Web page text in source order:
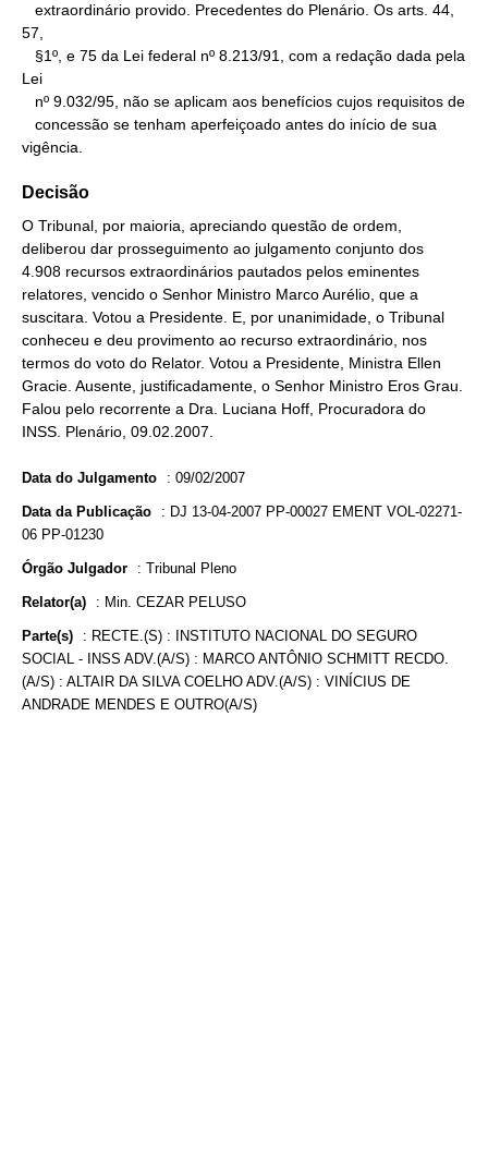
57,
Lei
vigência.
Decisão
O Tribunal, por maioria, apreciando questão de ordem,
deliberou dar prosseguimento ao julgamento conjunto dos
4.908 recursos extraordinários pautados pelos eminentes
relatores, vencido o Senhor Ministro Marco Aurélio, que a
suscitara. Votou a Presidente. E, por unanimidade, o Tribunal
conheceu e deu provimento ao recurso extraordinário, nos
termos do voto do Relator. Votou a Presidente, Ministra Ellen
Gracie. Ausente, justificadamente, o Senhor Ministro Eros Grau.
Falou pelo recorrente a Dra. Luciana Hoff, Procuradora do
INSS. Plenário, 09.02.2007.
Data do Julgamento : 09/02/2007
Data da Publicação : DJ 13-04-2007 PP-00027 EMENT VOL-02271-
06 PP-01230
Órgão Julgador : Tribunal Pleno
Relator(a) : Min. CEZAR PELUSO
Parte(s) : RECTE.(S) : INSTITUTO NACIONAL DO SEGURO
SOCIAL - INSS ADV.(A/S) : MARCO ANTÔNIO SCHMITT RECDO.
(A/S) : ALTAIR DA SILVA COELHO ADV.(A/S) : VINÍCIUS DE
ANDRADE MENDES E OUTRO(A/S)